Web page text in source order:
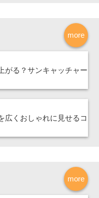
more
がる？サンキャッチャー
広くおしゃれに見せるコ
more